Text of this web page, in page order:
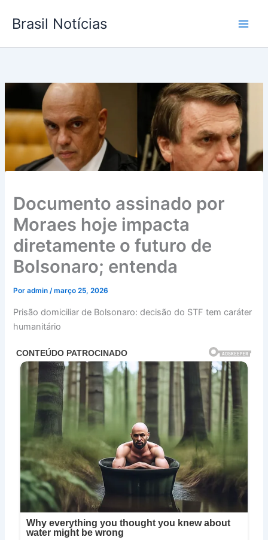
para
conteúdo
Brasil Notícias
Documento assinado por
Moraes hoje impacta
diretamente o futuro de
Bolsonaro; entenda
Poradmin/março 25, 2026
Prisão domiciliar de Bolsonaro: decisão do STF tem caráter
humanitário